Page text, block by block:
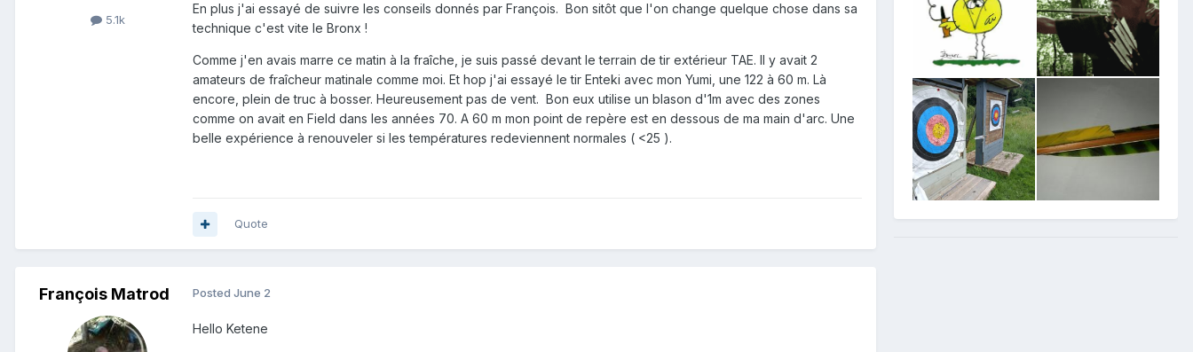
5.1k
En plus j'ai essayé de suivre les conseils donnés par François. Bon sitôt que l'on change quelque chose dans sa
technique c'est vite le Bronx !
Comme j'en avais marre ce matin à la fraîche, je suis passé devant le terrain de tir extérieur TAE. Il y avait 2
amateurs de fraîcheur matinale comme moi. Et hop j'ai essayé le tir Enteki avec mon Yumi, une 122 à 60 m. Là
encore, plein de truc à bosser. Heureusement pas de vent. Bon eux utilise un blason d'1m avec des zones
comme on avait en Field dans les années 70. A 60 m mon point de repère est en dessous de ma main d'arc. Une
belle expérience à renouveler si les températures redeviennent normales ( <25 ).
Quote
François Matrod Posted June 2
Hello Ketene